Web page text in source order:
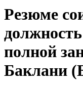
Резюме
полной
Баклани